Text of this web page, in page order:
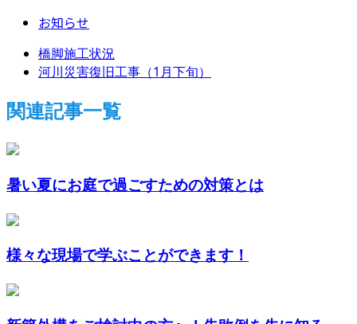
お知らせ
橋脚施工状況
河川災害復旧工事（1月下旬）
関連記事一覧
暑い夏にお庭で過ごすための対策とは
様々な現場で学ぶことができます！